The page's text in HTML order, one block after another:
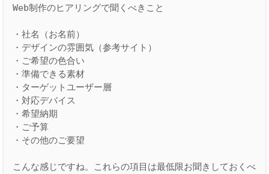
Web制作のヒアリングで聞くべきこと
・社名（お名前）
・デザインの雰囲気（参考サイト）
・ご希望の色合い
・準備できる素材
・ターゲットユーザー層
・対応デバイス
・希望納期
・ご予算
・その他のご要望
こんな感じですね。これらの項目は最低限お聞きしておくべ